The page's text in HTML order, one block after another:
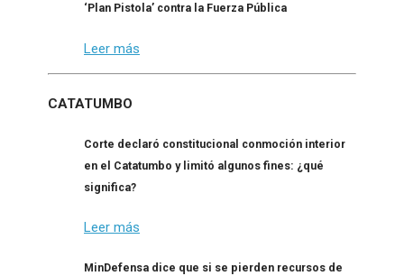
‘Plan Pistola’ contra la Fuerza Pública
Leer más
CATATUMBO
Corte declaró constitucional conmoción interior
en el Catatumbo y limitó algunos fines: ¿qué
significa?
Leer más
MinDefensa dice que si se pierden recursos de